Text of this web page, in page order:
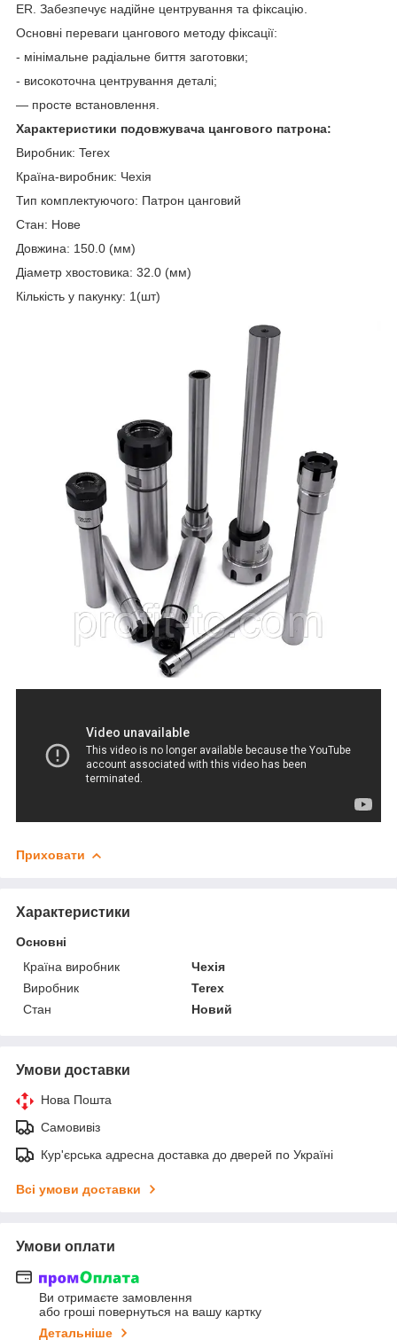
ER. Забезпечує надійне центрування та фіксацію.
Основні переваги цангового методу фіксації:
- мінімальне радіальне биття заготовки;
- високоточна центрування деталі;
— просте встановлення.
Характеристики подовжувача цангового патрона:
Виробник: Terex
Країна-виробник: Чехія
Тип комплектуючого: Патрон цанговий
Стан: Нове
Довжина: 150.0 (мм)
Діаметр хвостовика: 32.0 (мм)
Кількість у пакунку: 1(шт)
Приховати
Характеристики
Основні
Країна виробник
Чехія
Виробник
Terex
Стан
Новий
Умови доставки
Нова Пошта
Самовивіз
Кур'єрська адресна доставка до дверей по Україні
Всі умови доставки
Умови оплати
Ви отримаєте замовлення
або гроші повернуться на вашу картку
Детальніше